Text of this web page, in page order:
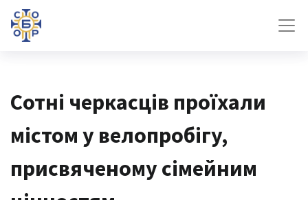
Сотні черкасців проїхали
містом у велопробігу,
присвяченому сімейним